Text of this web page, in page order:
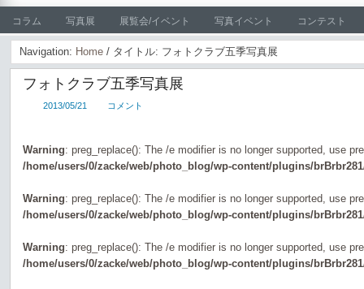
コラム 写真展 展覧会/イベント 写真イベント コンテスト
Navigation: Home / タイトル: フォトクラブ五季写真展
フォトクラブ五季写真展
2013/05/21 コメント
Warning: preg_replace(): The /e modifier is no longer supported, use
/home/users/0/zacke/web/photo_blog/wp-content/plugins/
Warning: preg_replace(): The /e modifier is no longer supported, use
/home/users/0/zacke/web/photo_blog/wp-content/plugins/
Warning: preg_replace(): The /e modifier is no longer supported, use
/home/users/0/zacke/web/photo_blog/wp-content/plugins/